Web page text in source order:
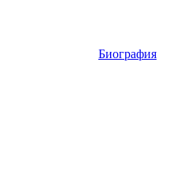
Биография